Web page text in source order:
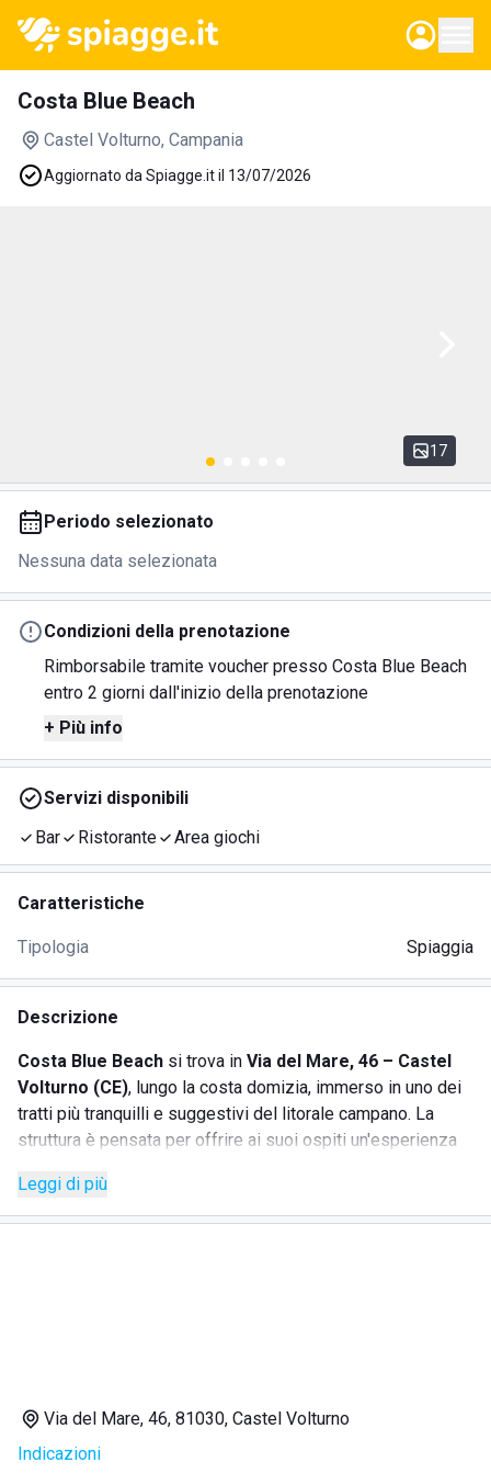
Costa Blue Beach
Castel Volturno, Campania
Aggiornato da Spiagge.it il 13/07/2026
17
Periodo selezionato
Nessuna data selezionata
Condizioni della prenotazione
Rimborsabile tramite voucher presso Costa Blue Beach
entro 2 giorni dall'inizio della prenotazione
+ Più info
Servizi disponibili
Bar
Ristorante Area giochi
Caratteristiche
Tipologia Spiaggia
Descrizione
Costa Blue Beach si trova in Via del Mare, 46 – Castel
Volturno (CE), lungo la costa domizia, immerso in uno dei
tratti più tranquilli e suggestivi del litorale campano. La
struttura è pensata per offrire ai suoi ospiti un'esperienza
Lo stabilimento si affaccia su una spiaggia ampia e curata,
con sabbia dorata e mare dal fondale basso, ideale per
Spiaggia attrezzatacon ombrelloni, lettini e sdraio;
Doccee servizi igienici sempre puliti e accessibili;
Leggi di più
Via del Mare, 46, 81030, Castel Volturno
Indicazioni